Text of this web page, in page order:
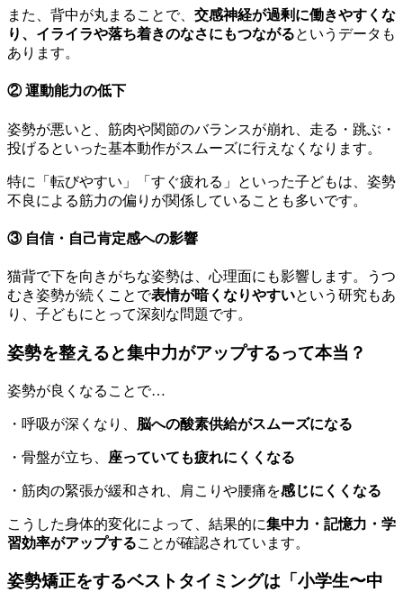
また、背中が丸まることで、 交感神経が過剰に働きやすくな
り、イライラや落ち着きのなさにもつながるというデータも
あります。
② 運動能力の低下
姿勢が悪いと、筋肉や関節のバランスが崩れ、走る・跳ぶ・
投げるといった基本動作がスムーズに行えなくなります。
特に「転びやすい」「すぐ疲れる」といった子どもは、姿勢
不良による筋力の偏りが関係していることも多いです。
③ 自信・自己肯定感への影響
猫背で下を向きがちな姿勢は、心理面にも影響します。うつ
むき姿勢が続くことで表情が暗くなりやすいという研究もあ
り、子どもにとって深刻な問題です。
姿勢を整えると集中力がアップするって本当？
姿勢が良くなることで…
・呼吸が深くなり、 脳への酸素供給がスムーズになる
・骨盤が立ち、 座っていても疲れにくくなる
・筋肉の緊張が緩和され、肩こりや腰痛を感じにくくなる
こうした身体的変化によって、結果的に集中力・記憶力・学
習効率がアップすることが確認されています。
姿勢矯正をするベストタイミングは「小学生〜中